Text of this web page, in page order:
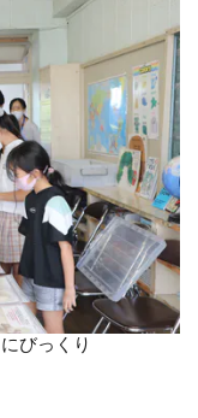
びっくり